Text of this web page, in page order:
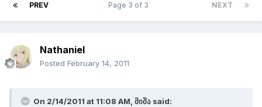
PREV NEXT
Page 3 of 3
Nathaniel
Posted February 14, 2011
On 2/14/2011 at 11:08 AM, მიშა said: